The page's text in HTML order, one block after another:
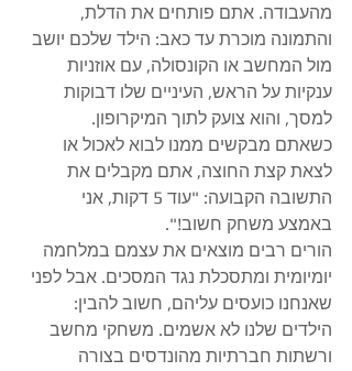
מהעבודה. אתם פותחים את הדלת,
והתמונה מוכרת עד כאב: הילד שלכם יושב
מול המחשב או הקונסולה, עם אוזניות
ענקיות על הראש, העיניים שלו דבוקות
למסך, והוא צועק לתוך המיקרופון.
כשאתם מבקשים ממנו לבוא לאכול או
לצאת קצת החוצה, אתם מקבלים את
התשובה הקבועה: "עוד 5 דקות, אני
באמצע משחק חשוב!".
​הורים רבים מוצאים את עצמם במלחמה
יומיומית ומתסכלת נגד המסכים. אבל לפני
שאנחנו כועסים עליהם, חשוב להבין:
הילדים שלנו לא אשמים. משחקי מחשב
ורשתות חברתיות מהונדסים בצורה